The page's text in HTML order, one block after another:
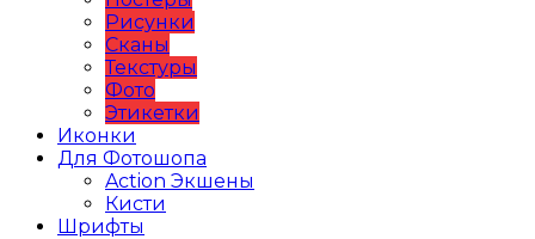
Рисунки
Сканы
Текстуры
Фото
Этикетки
Иконки
Для Фотошопа
Action Экшены
Кисти
Шрифты